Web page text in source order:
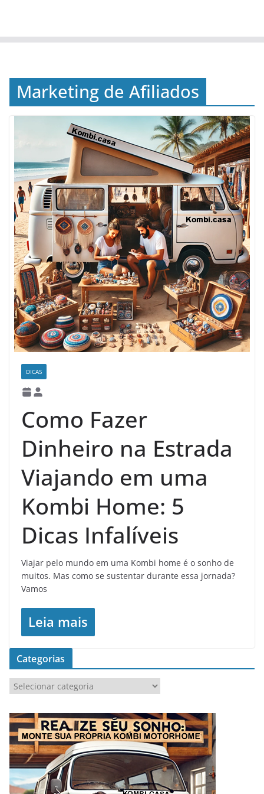
Marketing de Afiliados
DICAS
Como Fazer
Dinheiro na Estrada
Viajando em uma
Kombi Home: 5
Dicas Infalíveis
Viajar pelo mundo em uma Kombi home é o sonho de
muitos. Mas como se sustentar durante essa jornada?
Vamos
Leia mais
Categorias
a
e
g
o
r
a